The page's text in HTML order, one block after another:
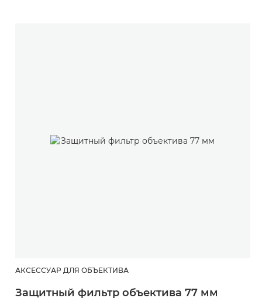
АКСЕССУАР ДЛЯ ОБЪЕКТИВА
Защитный фильтр объектива 77 мм